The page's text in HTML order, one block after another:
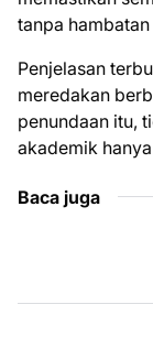
tanpa
Penjelasan
meredakan
penundaan itu,
akademik
Baca juga